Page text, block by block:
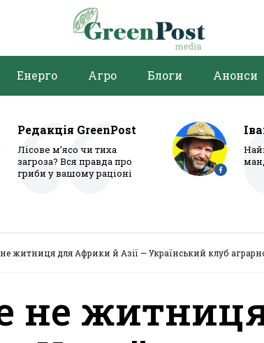
Енерго Агро Блоги Анонси
Редакція GreenPost
Лісове м’ясо чи тиха
загроза? Вся правда про
гриби у вашому раціоні
житниця для Африки й Азії — Український клуб
не